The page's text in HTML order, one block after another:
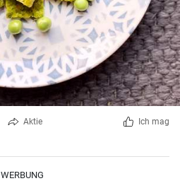
Aktie Ich mag
WERBUNG